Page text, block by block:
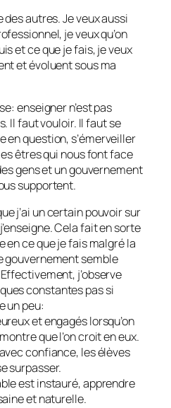
autres. Je veux aussi
je veux qu’on
et ce que je fais, je veux
et évoluent sous ma
enseigner n’est pas
Il faut vouloir. Il faut se
en question, s’émerveiller
êtres qui nous font face
gens et un gouvernement
supportent.
j’ai un certain pouvoir sur
Cela fait en sorte
en ce que je fais malgré la
gouvernement semble
j’observe
constantes pas si
un peu:
et engagés lorsqu’on
que l’on croit en eux.
confiance, les élèves
surpasser.
est instauré, apprendre
et naturelle.